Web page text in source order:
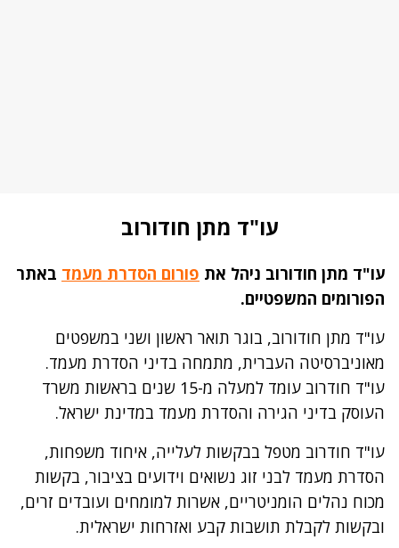
עו"ד מתן חודורוב
עו"ד מתן חודורוב ניהל את פורום הסדרת מעמד באתר
הפורומים המשפטיים.
עו"ד מתן חודורוב, בוגר תואר ראשון ושני במשפטים
מאוניברסיטה העברית, מתמחה בדיני הסדרת מעמד.
עו"ד חודרוב עומד למעלה מ-15 שנים בראשות משרד
העוסק בדיני הגירה והסדרת מעמד במדינת ישראל.
עו"ד חודרוב מטפל בבקשות לעלייה, איחוד משפחות,
הסדרת מעמד לבני זוג נשואים וידועים בציבור, בקשות
מכוח נהלים הומניטריים, אשרות למומחים ועובדים זרים,
ובקשות לקבלת תושבות קבע ואזרחות ישראלית.